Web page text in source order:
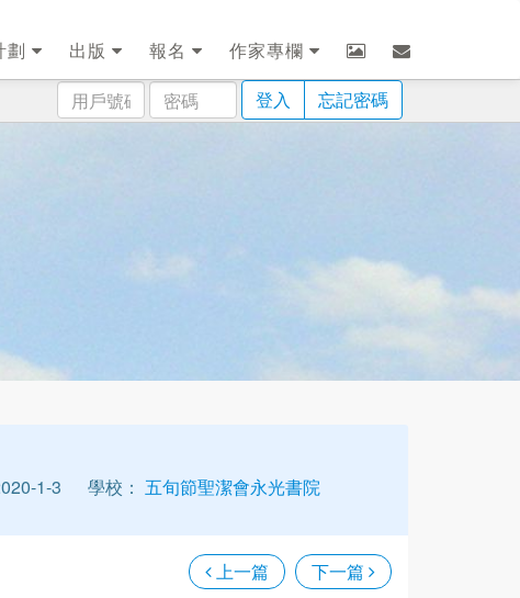
劃 出版 報名
作家專欄
用
戶
密
碼
登入 忘記密碼
1-3 學校： 五旬節聖潔會永光書院
上一篇 下一篇